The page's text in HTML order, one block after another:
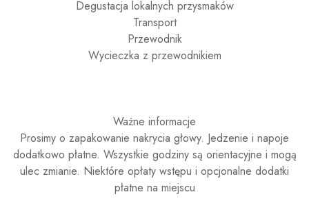
Degustacja lokalnych przysmaków
Transport
Przewodnik
Wycieczka z przewodnikiem
Ważne informacje
Prosimy o zapakowanie nakrycia głowy. Jedzenie i napoje
dodatkowo płatne. Wszystkie godziny są orientacyjne i mogą
ulec zmianie. Niektóre opłaty wstępu i opcjonalne dodatki
płatne na miejscu